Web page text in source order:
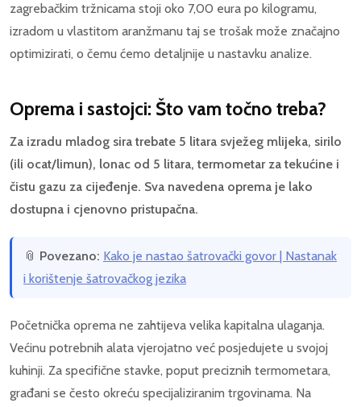
zagrebačkim tržnicama stoji oko 7,00 eura po kilogramu,
izradom u vlastitom aranžmanu taj se trošak može značajno
optimizirati, o čemu ćemo detaljnije u nastavku analize.
Oprema i sastojci: Što vam točno treba?
Za izradu mladog sira trebate 5 litara svježeg mlijeka, sirilo
(ili ocat/limun), lonac od 5 litara, termometar za tekućine i
čistu gazu za cijeđenje. Sva navedena oprema je lako
dostupna i cjenovno pristupačna.
📎 Povezano: Kako je nastao šatrovački govor | Nastanak
i korištenje šatrovačkog jezika
Početnička oprema ne zahtijeva velika kapitalna ulaganja.
Većinu potrebnih alata vjerojatno već posjedujete u svojoj
kuhinji. Za specifične stavke, poput preciznih termometara,
građani se često okreću specijaliziranim trgovinama. Na